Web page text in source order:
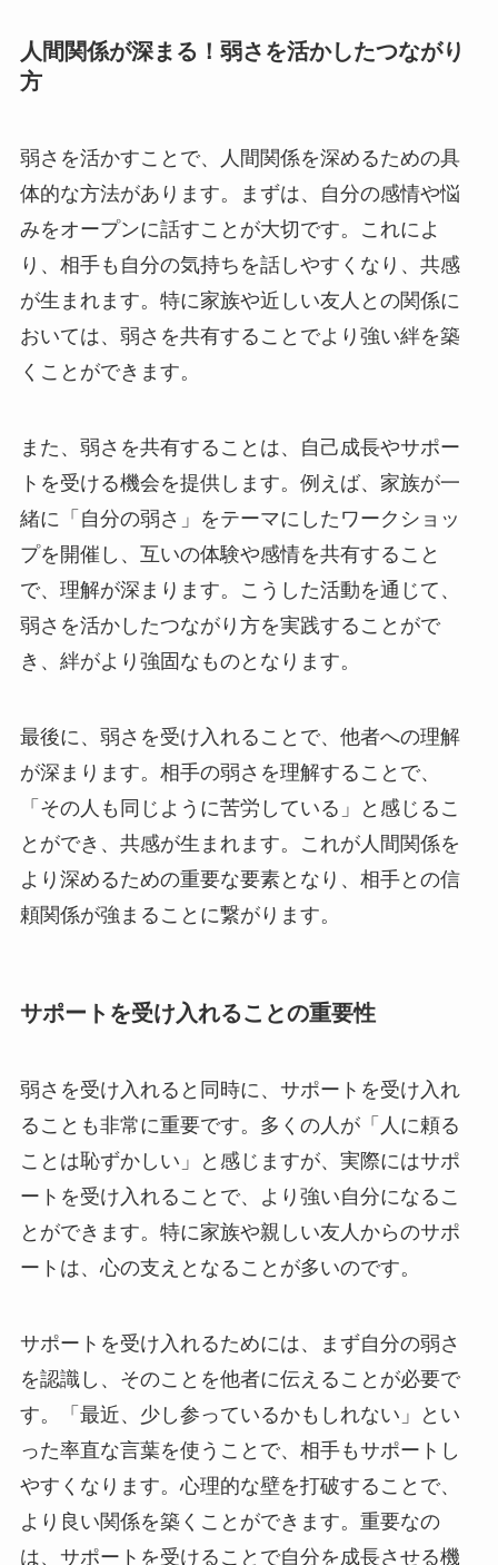
人間関係が深まる！弱さを活かしたつながり
方
弱さを活かすことで、人間関係を深めるための具
体的な方法があります。まずは、自分の感情や悩
みをオープンに話すことが大切です。これによ
り、相手も自分の気持ちを話しやすくなり、共感
が生まれます。特に家族や近しい友人との関係に
おいては、弱さを共有することでより強い絆を築
くことができます。
また、弱さを共有することは、自己成長やサポー
トを受ける機会を提供します。例えば、家族が一
緒に「自分の弱さ」をテーマにしたワークショッ
プを開催し、互いの体験や感情を共有すること
で、理解が深まります。こうした活動を通じて、
弱さを活かしたつながり方を実践することがで
き、絆がより強固なものとなります。
最後に、弱さを受け入れることで、他者への理解
が深まります。相手の弱さを理解することで、
「その人も同じように苦労している」と感じるこ
とができ、共感が生まれます。これが人間関係を
より深めるための重要な要素となり、相手との信
頼関係が強まることに繋がります。
サポートを受け入れることの重要性
弱さを受け入れると同時に、サポートを受け入れ
ることも非常に重要です。多くの人が「人に頼る
ことは恥ずかしい」と感じますが、実際にはサポ
ートを受け入れることで、より強い自分になるこ
とができます。特に家族や親しい友人からのサポ
ートは、心の支えとなることが多いのです。
サポートを受け入れるためには、まず自分の弱さ
を認識し、そのことを他者に伝えることが必要で
す。「最近、少し参っているかもしれない」とい
った率直な言葉を使うことで、相手もサポートし
やすくなります。心理的な壁を打破することで、
より良い関係を築くことができます。重要なの
は、サポートを受けることで自分を成長させる機